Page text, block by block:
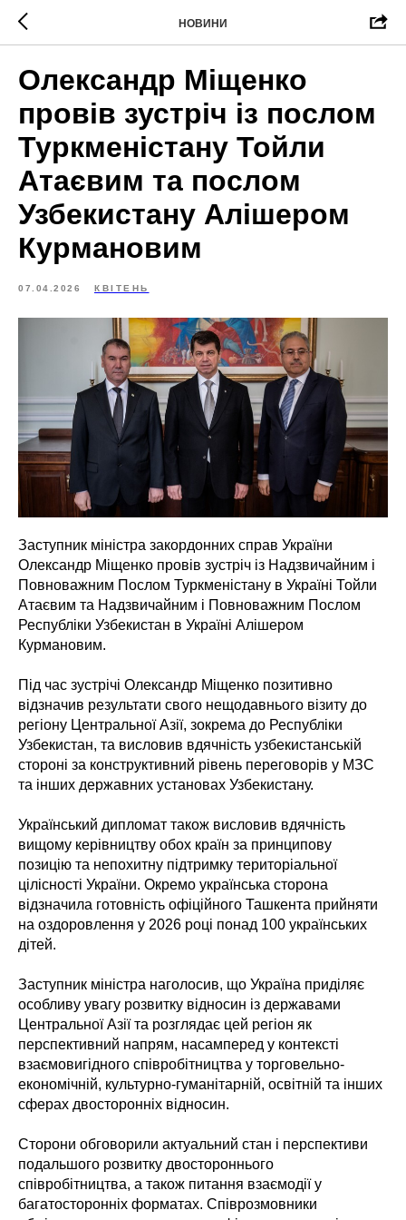
НОВИНИ
Олександр Міщенко
провів зустріч із послом
Туркменістану Тойли
Атаєвим та послом
Узбекистану Алішером
Курмановим
07.04.2026 КВІТЕНЬ
Заступник міністра закордонних справ України
Олександр Міщенко провів зустріч із Надзвичайним і
Повноважним Послом Туркменістану в Україні Тойли
Атаєвим та Надзвичайним і Повноважним Послом
Республіки Узбекистан в Україні Алішером
Курмановим.
Під час зустрічі Олександр Міщенко позитивно
відзначив результати свого нещодавнього візиту до
регіону Центральної Азії, зокрема до Республіки
Узбекистан, та висловив вдячність узбекистанській
стороні за конструктивний рівень переговорів у МЗС
та інших державних установах Узбекистану.
Український дипломат також висловив вдячність
вищому керівництву обох країн за принципову
позицію та непохитну підтримку територіальної
цілісності України. Окремо українська сторона
відзначила готовність офіційного Ташкента прийняти
на оздоровлення у 2026 році понад 100 українських
дітей.
Заступник міністра наголосив, що Україна приділяє
особливу увагу розвитку відносин із державами
Центральної Азії та розглядає цей регіон як
перспективний напрям, насамперед у контексті
взаємовигідного співробітництва у торговельно-
економічній, культурно-гуманітарній, освітній та інших
сферах двосторонніх відносин.
Сторони обговорили актуальний стан і перспективи
подальшого розвитку двостороннього
співробітництва, а також питання взаємодії у
багатосторонніх форматах. Співрозмовники